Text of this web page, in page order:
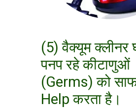
(5) वैक्यूम क्लीनर
पनप रहे कीटाणुओं
(Germs) को
Help करता है।